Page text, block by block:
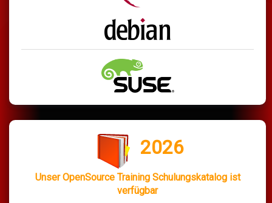
2026
Unser OpenSource Training Schulungskatalog ist
verfügbar